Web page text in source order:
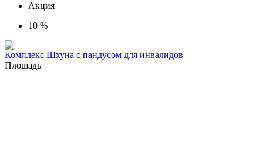
Акция
10 %
Комплекс Шхуна с пандусом для инвалидов
Площадь